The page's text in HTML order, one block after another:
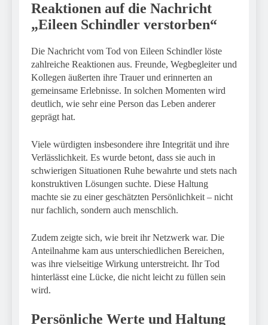
Reaktionen auf die Nachricht
„Eileen Schindler verstorben“
Die Nachricht vom Tod von Eileen Schindler löste
zahlreiche Reaktionen aus. Freunde, Wegbegleiter und
Kollegen äußerten ihre Trauer und erinnerten an
gemeinsame Erlebnisse. In solchen Momenten wird
deutlich, wie sehr eine Person das Leben anderer
geprägt hat.
Viele würdigten insbesondere ihre Integrität und ihre
Verlässlichkeit. Es wurde betont, dass sie auch in
schwierigen Situationen Ruhe bewahrte und stets nach
konstruktiven Lösungen suchte. Diese Haltung
machte sie zu einer geschätzten Persönlichkeit – nicht
nur fachlich, sondern auch menschlich.
Zudem zeigte sich, wie breit ihr Netzwerk war. Die
Anteilnahme kam aus unterschiedlichen Bereichen,
was ihre vielseitige Wirkung unterstreicht. Ihr Tod
hinterlässt eine Lücke, die nicht leicht zu füllen sein
wird.
Persönliche Werte und Haltung